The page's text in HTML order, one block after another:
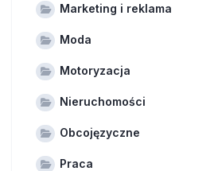
Marketing i reklama
Moda
Motoryzacja
Nieruchomości
Obcojęzyczne
Praca